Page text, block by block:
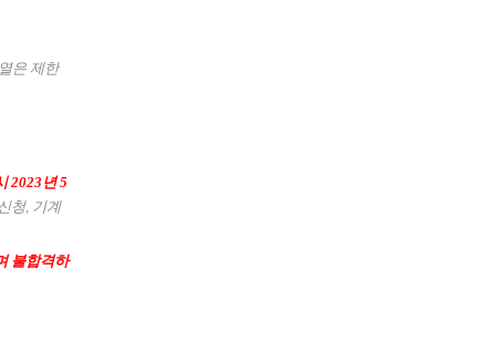
은 제한
2023년 5
청, 기계
불합격하